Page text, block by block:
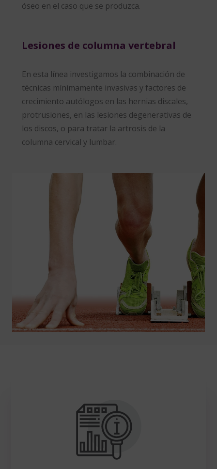
óseo en el caso que se produzca.
Lesiones de columna vertebral
En esta línea investigamos la combinación de
técnicas mínimamente invasivas y factores de
crecimiento autólogos en las hernias discales,
protrusiones, en las lesiones degenerativas de
los discos, o para tratar la artrosis de la
columna cervical y lumbar.